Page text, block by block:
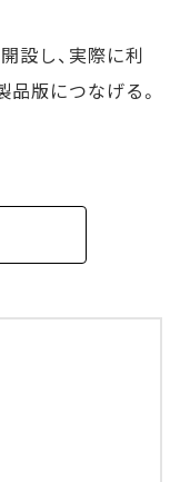
設し、実際に利
版につなげる。